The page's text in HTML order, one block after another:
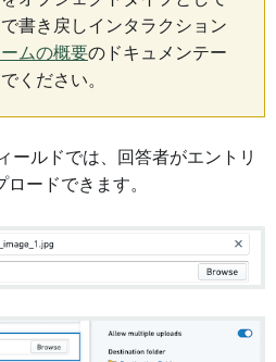
書き戻しインタラクション
ムの概要のドキュメンテー
ください。
ールドでは、回答者がエントリ
ードできます。